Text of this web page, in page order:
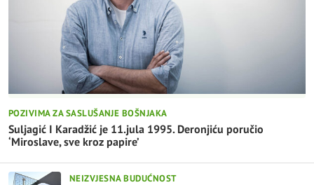
POZIVIMA ZA SASLUŠANJE BOŠNJAKA
Suljagić I Karadžić je 11.jula 1995. Deronjiću poručio
‘Miroslave, sve kroz papire’
NEIZVJESNA BUDUĆNOST